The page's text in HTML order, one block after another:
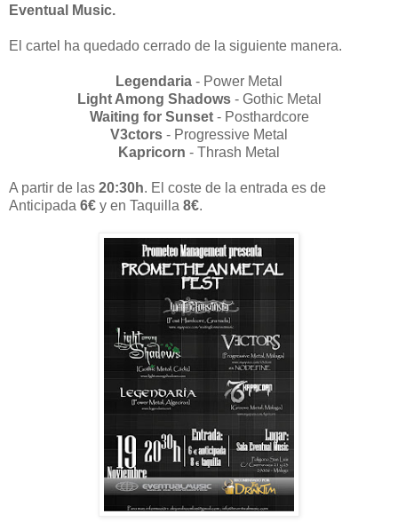
Eventual Music.
El cartel ha quedado cerrado de la siguiente manera.
Legendaria - Power Metal
Light Among Shadows- Gothic Metal
Waiting for Sunset- Posthardcore
V3ctors - Progressive Metal
Kapricorn - Thrash Metal
A partir de las 20:30h. El coste de la entrada es de
Anticipada 6€ y en Taquilla 8€.